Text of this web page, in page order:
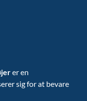
er en
sig for at bevare